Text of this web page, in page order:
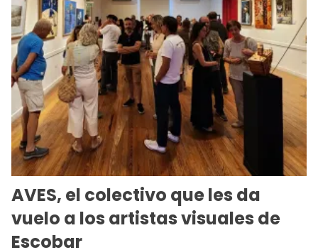
AVES, el colectivo que les da
vuelo a los artistas visuales de
Escobar